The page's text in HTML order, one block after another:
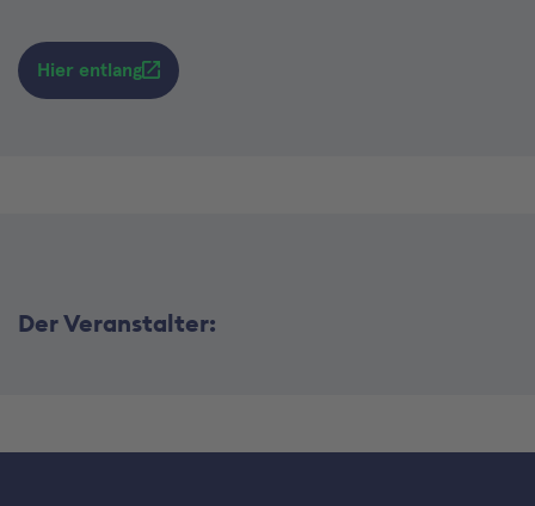
Hier entlang
Der Veranstalter: